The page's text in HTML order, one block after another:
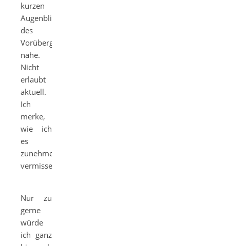
kurzen
Augenblick
des
Vorübergehens
nahe.
Nicht
erlaubt
aktuell.
Ich
merke,
wie ich
es
zunehmend
vermisse.
Nur zu
gerne
würde
ich ganz